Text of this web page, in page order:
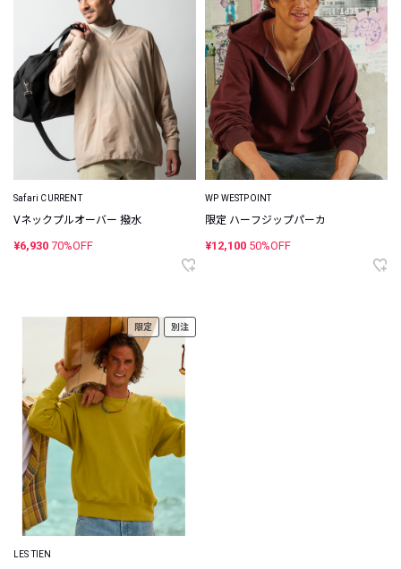
Safari CURRENT
Vネックプルオーバー 撥水
¥6,930 70%OFF
WP WESTPOINT
限定 ハーフジップパーカ
¥12,100 50%OFF
限定 別注
LES TIEN